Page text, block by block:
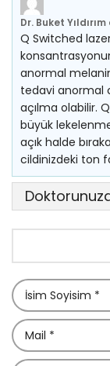
Dr. Buket Yıldırım
Q Switched
anormal
tedavi anormal
açılma olabilir.
büyük
açık halde
cildinizdeki ton